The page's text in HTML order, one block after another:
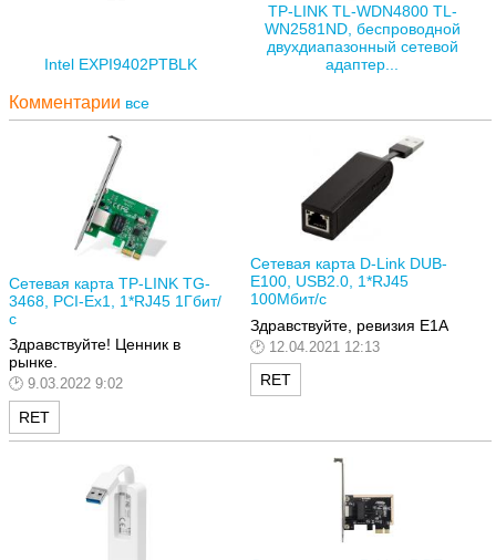
Intel EXPI9402PTBLK
TP-LINK TL-WDN4800 TL-
WN2581ND, беспроводной
двухдиапазонный сетевой
адаптер...
Комментарии все
Сетевая карта TP-LINK TG-
3468, PCI-Ex1, 1*RJ45 1Гбит/
с
Здравствуйте! Ценник в
рынке.
9.03.2022 9:02
RET
Сетевая карта D-Link DUB-
E100, USB2.0, 1*RJ45
100Мбит/с
Здравствуйте, ревизия E1A
12.04.2021 12:13
RET